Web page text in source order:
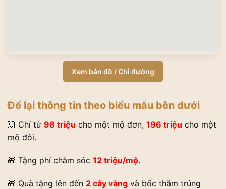
Xem bản đồ / Chỉ đường
Để lại thông tin theo biểu mẫu bên dưới
💥 Chỉ từ 98 triệu cho một mộ đơn, 196 triệu cho một
mộ đôi.
🎁 Tặng phí chăm sóc 12 triệu/mộ.
🎁 Quà tặng lên đến 2 cây vàng và bốc thăm trúng